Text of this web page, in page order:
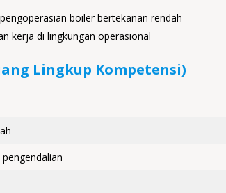
boiler bertekanan rendah
kerja di lingkungan operasional
Lingkup Kompetensi)